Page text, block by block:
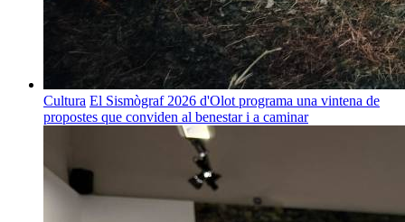
Cultura El Sismògraf 2026 d'Olot programa una vintena de
propostes que conviden al benestar i a caminar